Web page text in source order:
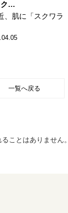
ク…
、肌に「スクワラ
一覧へ戻る
ことはありません。